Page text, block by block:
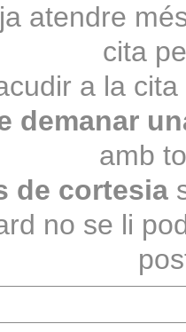
atendre
cita
a la
demanar
amb
de cortesia
no se li